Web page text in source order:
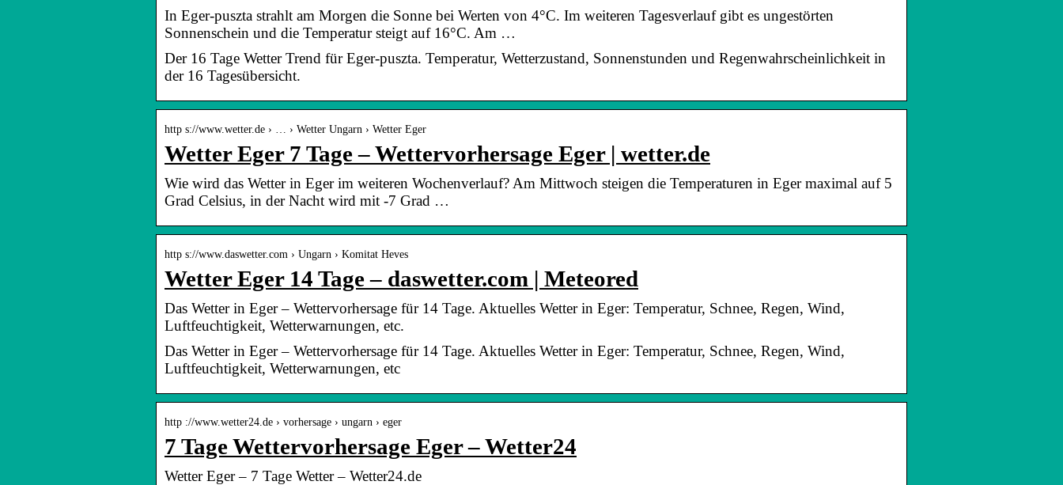
In Eger-puszta strahlt am Morgen die Sonne bei Werten von 4°C. Im weiteren Tagesverlauf gibt es ungestörten
Sonnenschein und die Temperatur steigt auf 16°C. Am …
Der 16 Tage Wetter Trend für Eger-puszta. Temperatur, Wetterzustand, Sonnenstunden und Regenwahrscheinlichkeit in
der 16 Tagesübersicht.
http s://www.wetter.de › … › Wetter Ungarn › Wetter Eger
Wetter Eger 7 Tage – Wettervorhersage Eger | wetter.de
Wie wird das Wetter in Eger im weiteren Wochenverlauf? Am Mittwoch steigen die Temperaturen in Eger maximal auf 5
Grad Celsius, in der Nacht wird mit -7 Grad …
http s://www.daswetter.com › Ungarn › Komitat Heves
Wetter Eger 14 Tage – daswetter.com | Meteored
Das Wetter in Eger – Wettervorhersage für 14 Tage. Aktuelles Wetter in Eger: Temperatur, Schnee, Regen, Wind,
Luftfeuchtigkeit, Wetterwarnungen, etc.
Das Wetter in Eger – Wettervorhersage für 14 Tage. Aktuelles Wetter in Eger: Temperatur, Schnee, Regen, Wind,
Luftfeuchtigkeit, Wetterwarnungen, etc
http ://www.wetter24.de › vorhersage › ungarn › eger
7 Tage Wettervorhersage Eger – Wetter24
Wetter Eger – 7 Tage Wetter – Wetter24.de